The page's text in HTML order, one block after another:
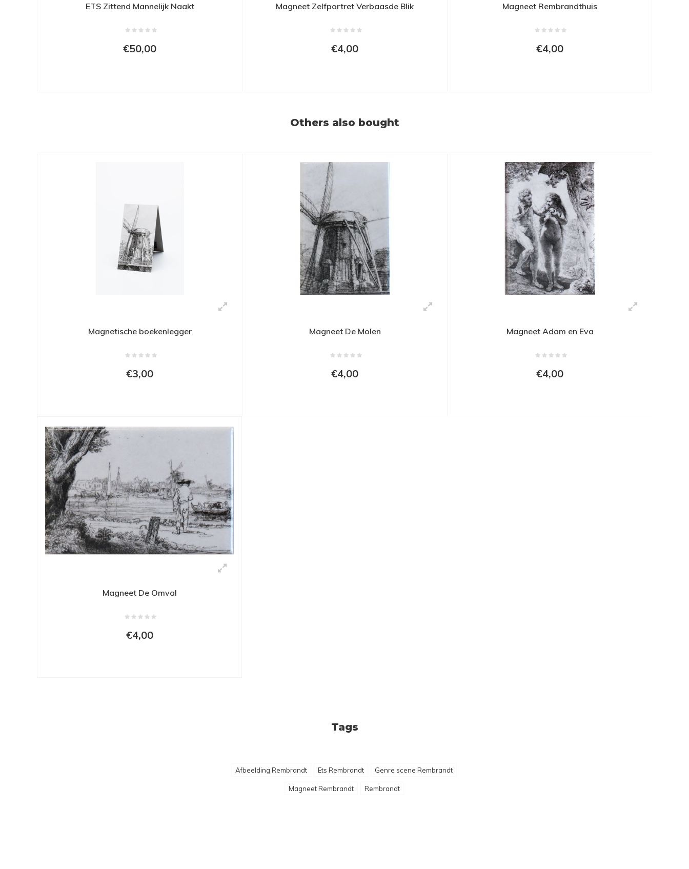
ETS Zittend Mannelijk Naakt
€50,00
Magneet Zelfportret Verbaasde Blik
€4,00
Magneet Rembrandthuis
€4,00
Others also bought
Magnetische boekenlegger
€3,00
Magneet De Molen
€4,00
Magneet Adam en Eva
€4,00
Magneet De Omval
€4,00
Tags
Afbeelding Rembrandt Ets Rembrandt Genre scene Rembrandt
Magneet Rembrandt Rembrandt